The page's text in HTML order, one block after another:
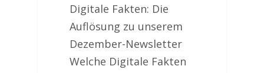
Digitale Fakten: Die
Auflösung zu unserem
Dezember-Newsletter
Welche Digitale Fakten